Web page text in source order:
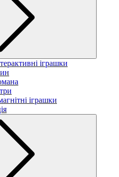
іграшки
іграшки